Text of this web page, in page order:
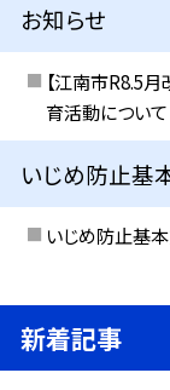
お知らせ
【江南市R8.5
育活動について
いじめ防止基
いじめ防止基
新着記事